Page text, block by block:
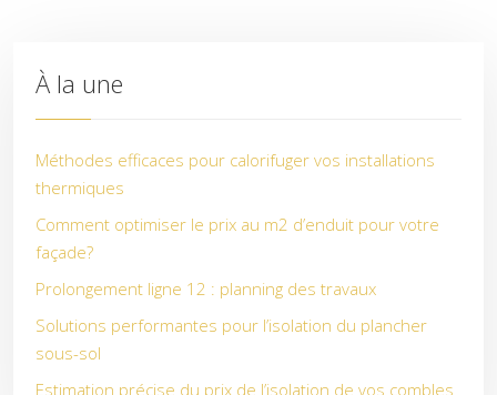
À la une
Méthodes efficaces pour calorifuger vos installations
thermiques
Comment optimiser le prix au m2 d’enduit pour votre
façade?
Prolongement ligne 12 : planning des travaux
Solutions performantes pour l’isolation du plancher
sous-sol
Estimation précise du prix de l’isolation de vos combles